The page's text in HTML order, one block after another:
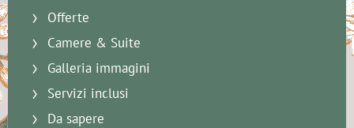
Offerte
Camere & Suite
Galleria immagini
Servizi inclusi
Da sapere